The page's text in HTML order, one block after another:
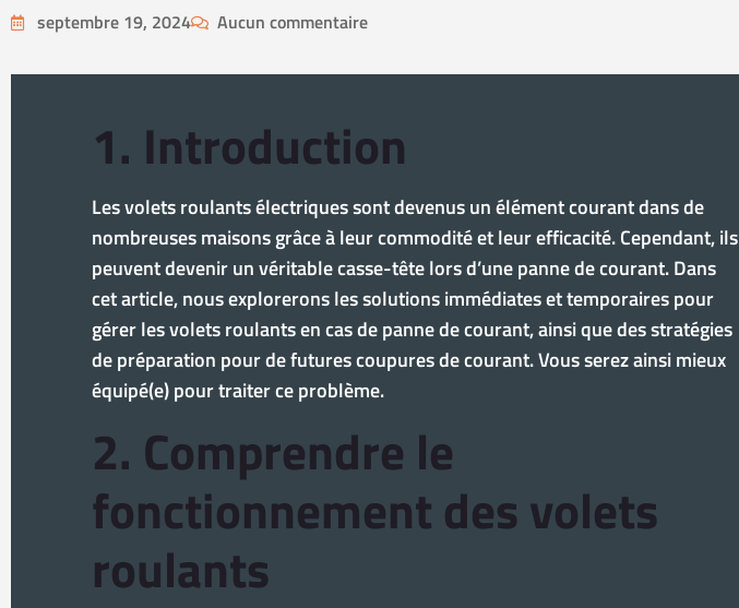
septembre 19, 2024 Aucun commentaire
1. Introduction
Les volets roulants électriques sont devenus un élément courant dans de
nombreuses maisons grâce à leur commodité et leur efficacité. Cependant, ils
peuvent devenir un véritable casse-tête lors d’une panne de courant. Dans
cet article, nous explorerons les solutions immédiates et temporaires pour
gérer les volets roulants en cas de panne de courant, ainsi que des stratégies
de préparation pour de futures coupures de courant. Vous serez ainsi mieux
équipé(e) pour traiter ce problème.
2. Comprendre le
fonctionnement des volets
roulants